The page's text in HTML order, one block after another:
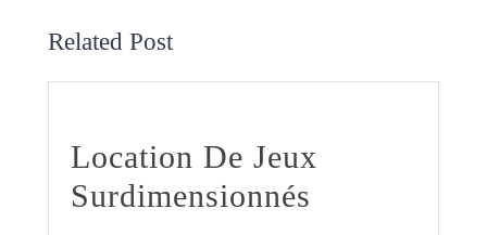
Related Post
Location De Jeux
Surdimensionnés